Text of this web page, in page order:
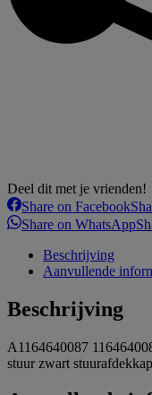
Deel dit met je vrienden!
Share on Facebook
Share on WhatsApp
Beschrijving
Aanvullende
Beschrijving
A1164640087
stuur zwart